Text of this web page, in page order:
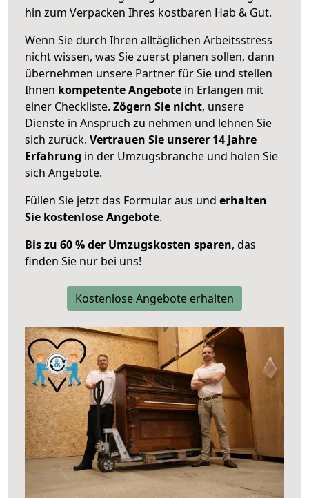
hin zum Verpacken Ihres kostbaren Hab & Gut.
Wenn Sie durch Ihren alltäglichen Arbeitsstress
nicht wissen, was Sie zuerst planen sollen, dann
übernehmen unsere Partner für Sie und stellen
Ihnen kompetente Angebote in Erlangen mit
einer Checkliste. Zögern Sie nicht, unsere
Dienste in Anspruch zu nehmen und lehnen Sie
sich zurück. Vertrauen Sie unserer 14 Jahre
Erfahrung in der Umzugsbranche und holen Sie
sich Angebote.
Füllen Sie jetzt das Formular aus und erhalten
Sie kostenlose Angebote.
Bis zu 60 % der Umzugskosten sparen, das
finden Sie nur bei uns!
Kostenlose Angebote erhalten